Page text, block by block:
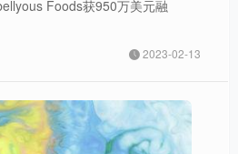
Foods获950万美元融
2023-02-13